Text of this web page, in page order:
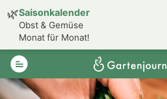
🌿Saisonkalender
Obst & Gemüse
Monat für Monat!